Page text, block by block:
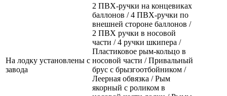
На лодку установлены с
завода
2 ПВХ-ручки на концевиках
баллонов / 4 ПВХ-ручки по
внешней стороне баллонов /
2 ПВХ ручки в носовой
части / 4 ручки шкипера /
Пластиковое рым-кольцо в
носовой части / Привальный
брус с брызгоотбойником /
Леерная обвязка / Рым
якорный с роликом в